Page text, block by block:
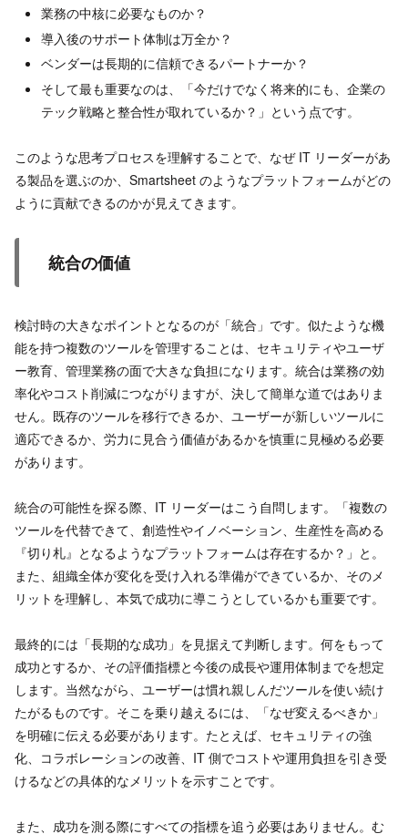
業務の中核に必要なものか？
導入後のサポート体制は万全か？
ベンダーは長期的に信頼できるパートナーか？
そして最も重要なのは、「今だけでなく将来的にも、企業の
テック戦略と整合性が取れているか？」という点です。
このような思考プロセスを理解することで、なぜ IT リーダーがあ
る製品を選ぶのか、Smartsheet のようなプラットフォームがどの
ように貢献できるのかが見えてきます。
統合の価値
検討時の大きなポイントとなるのが「統合」です。似たような機
能を持つ複数のツールを管理することは、セキュリティやユーザ
ー教育、管理業務の面で大きな負担になります。統合は業務の効
率化やコスト削減につながりますが、決して簡単な道ではありま
せん。既存のツールを移行できるか、ユーザーが新しいツールに
適応できるか、労力に見合う価値があるかを慎重に見極める必要
があります。
統合の可能性を探る際、IT リーダーはこう自問します。「複数の
ツールを代替できて、創造性やイノベーション、生産性を高める
『切り札』となるようなプラットフォームは存在するか？」と。
また、組織全体が変化を受け入れる準備ができているか、そのメ
リットを理解し、本気で成功に導こうとしているかも重要です。
最終的には「長期的な成功」を見据えて判断します。何をもって
成功とするか、その評価指標と今後の成長や運用体制までを想定
します。当然ながら、ユーザーは慣れ親しんだツールを使い続け
たがるものです。そこを乗り越えるには、「なぜ変えるべきか」
を明確に伝える必要があります。たとえば、セキュリティの強
化、コラボレーションの改善、IT 側でコストや運用負担を引き受
けるなどの具体的なメリットを示すことです。
また、成功を測る際にすべての指標を追う必要はありません。む